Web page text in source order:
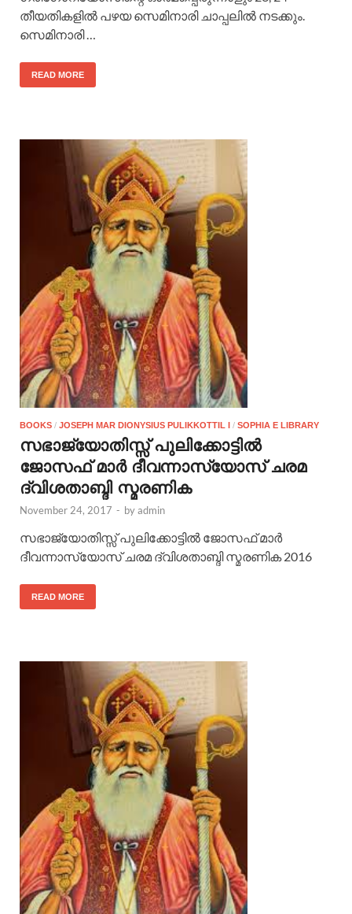
തീയതികളിൽ പഴയ സെമിനാരി ചാപ്പലിൽ നടക്കും.
സെമിനാരി …
READ MORE
BOOKS / JOSEPH MAR DIONYSIUS PULIKKOTTIL I / SOPHIA E LIBRARY
സഭാജ്യോതിസ്സ് പുലിക്കോട്ടില്‍
ജോസഫ് മാര്‍ ദീവന്നാസ്യോസ് ചരമ
ദ്വിശതാബ്ദി സ്മരണിക
November 24, 2017 - byadmin
സഭാജ്യോതിസ്സ് പുലിക്കോട്ടില്‍ ജോസഫ് മാര്‍
ദീവന്നാസ്യോസ് ചരമ ദ്വിശതാബ്ദി സ്മരണിക 2016
READ MORE